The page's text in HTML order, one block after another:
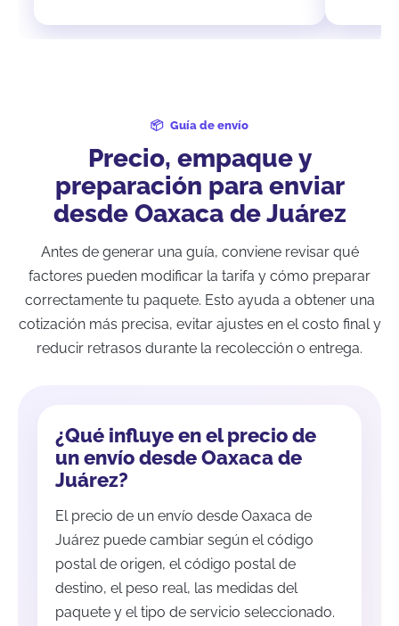
Guía de envío
Precio, empaque y
preparación para enviar
desde Oaxaca de Juárez
Antes de generar una guía, conviene revisar qué
factores pueden modificar la tarifa y cómo preparar
correctamente tu paquete. Esto ayuda a obtener una
cotización más precisa, evitar ajustes en el costo final y
reducir retrasos durante la recolección o entrega.
¿Qué influye en el precio de
un envío desde Oaxaca de
Juárez?
El precio de un envío desde Oaxaca de
Juárez puede cambiar según el código
postal de origen, el código postal de
destino, el peso real, las medidas del
paquete y el tipo de servicio seleccionado.